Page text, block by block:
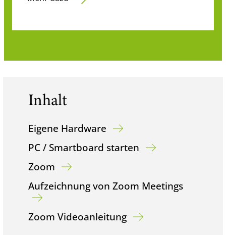
Inhalt
Eigene Hardware
PC / Smartboard starten
Zoom
Aufzeichnung von Zoom Meetings
Zoom Videoanleitung